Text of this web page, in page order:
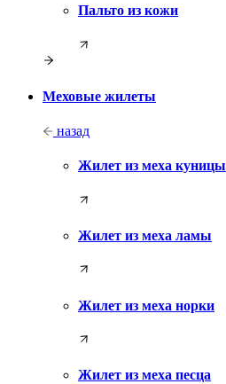
Пальто из кожи
Меховые жилеты
назад
Жилет из меха куницы
Жилет из меха ламы
Жилет из меха норки
Жилет из меха песца